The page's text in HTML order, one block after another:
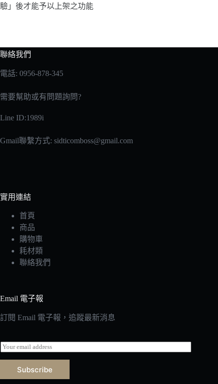
驗」後才能予以上架之功能
聯絡我們
電話: 0956-878-345
需要幫助或有問題詢問?
Line ID:1989i
Gmail聯繫方式: sidticomboss@gmail.com
實用連結
首頁
商品
購物車
耗材類
聯絡我們
Email 電子報
訂閱 Email 電子報，追蹤最新消息
E
m
a
l
Subscribe